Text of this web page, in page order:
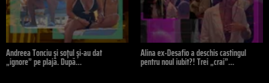
Andreea Tonciu și soțul și-au dat
„ignore” pe plajă. După…
Alina ex-Desafio a deschis castingul
pentru noul iubit?! Trei „crai”…